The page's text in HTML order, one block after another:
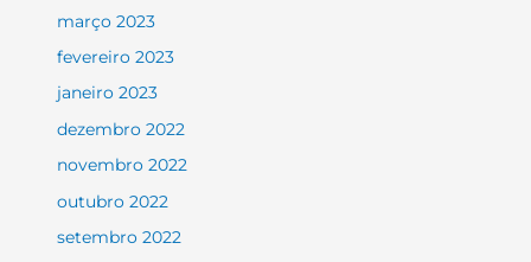
março 2023
fevereiro 2023
janeiro 2023
dezembro 2022
novembro 2022
outubro 2022
setembro 2022